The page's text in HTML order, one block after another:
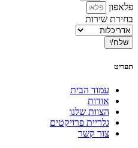
פלאפון
בחירת שירות
שלח/י
תפריט
עמוד הבית
אודות
הצוות שלנו
גלריית פרויקטים
צור קשר